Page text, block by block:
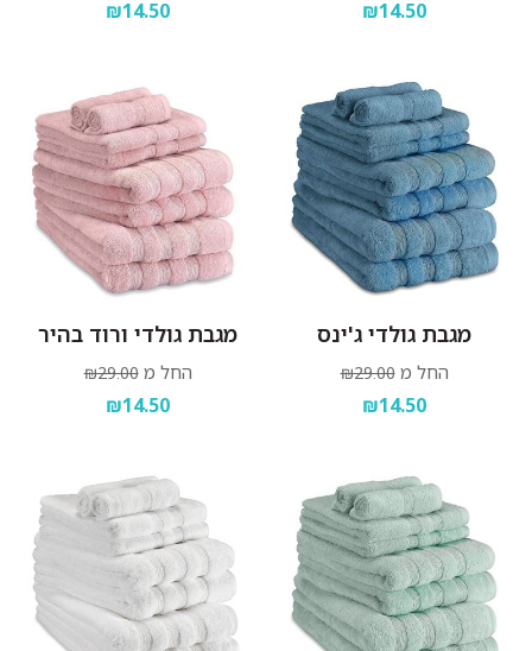
₪14.50
₪14.50
מגבת גולדי ג'ינס
החל מ ₪29.00
₪14.50
מגבת גולדי ורוד בהיר
החל מ ₪29.00
₪14.50